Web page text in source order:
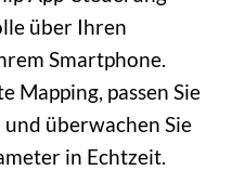
über Ihren
Smartphone.
Mapping, passen Sie
überwachen Sie
in Echtzeit.